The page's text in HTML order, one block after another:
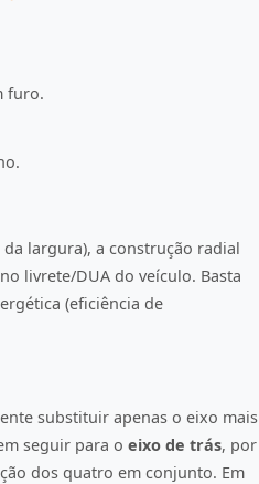
furo.
largura), a construção radial
livrete/DUA do veículo. Basta
(eficiência de
substituir apenas o eixo mais
seguir para o eixo de trás, por
dos quatro em conjunto. Em